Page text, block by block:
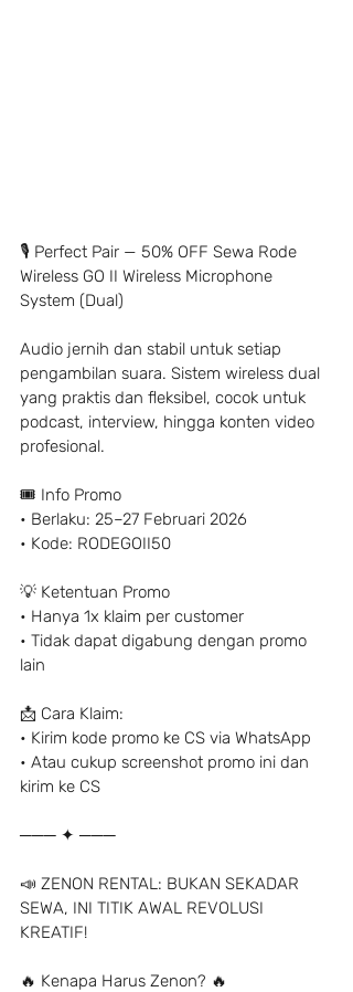
🎙️ Perfect Pair — 50% OFF Sewa Rode
Wireless GO II Wireless Microphone
System (Dual)
Audio jernih dan stabil untuk setiap
pengambilan suara. Sistem wireless dual
yang praktis dan fleksibel, cocok untuk
podcast, interview, hingga konten video
profesional.
🎟️ Info Promo
• Berlaku: 25–27 Februari 2026
• Kode: RODEGOII50
💡 Ketentuan Promo
• Hanya 1x klaim per customer
• Tidak dapat digabung dengan promo
lain
📩 Cara Klaim:
• Kirim kode promo ke CS via WhatsApp
• Atau cukup screenshot promo ini dan
kirim ke CS
─── ✦ ───
📣 ZENON RENTAL: BUKAN SEKADAR
SEWA, INI TITIK AWAL REVOLUSI
KREATIF!
🔥 Kenapa Harus Zenon? 🔥